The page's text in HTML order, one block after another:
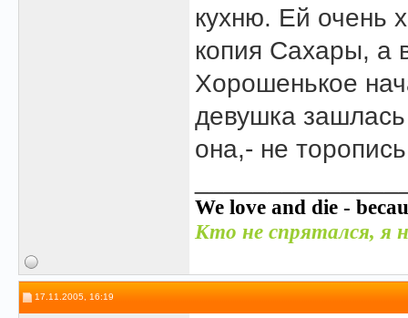
кухню. Ей очень
копия Сахары, а
Хорошенькое
девушка
она,- не
We love and die -
Кто не спрятался, я
17.11.2005, 16:19